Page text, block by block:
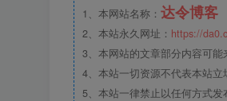
1、本网站名称： 达令博客
2、本站永久网址： https://
3、本网站的文章部分内容可能
4、本站一切资源不代表本站立
5、本站一律禁止以任何方式